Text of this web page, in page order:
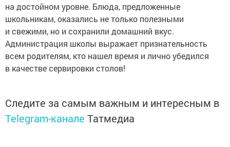
на достойном уровне. Блюда, предложенные
школьникам, оказались не только полезными
и свежими, но и сохранили домашний вкус.
Администрация школы выражает признательность
всем родителям, кто нашел время и лично убедился
в качестве сервировки столов!
Следите за самым важным и интересным в
Telegram-канале Татмедиа